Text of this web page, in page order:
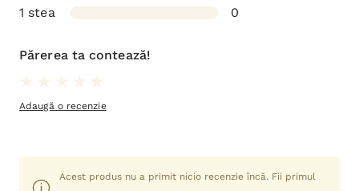
1 stea
0
Părerea ta contează!
Adaugă o recenzie
Acest produs nu a primit nicio recenzie încă. Fii primul